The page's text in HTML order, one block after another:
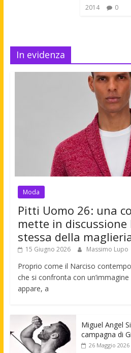
2014
0
In evidenza
Moda
Pitti Uomo 26: una
mette in discussione
stessa della
15 Giugno 2026 Massimo Lupo
Proprio come il Narciso
che si confronta con
appare, a
Miguel Angel
campagna di
26 Maggio 2026